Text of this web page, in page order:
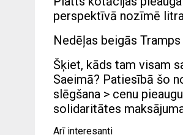
perspektīvā nozīmē
Nedēļas beigās
Šķiet, kāds tam visam
Saeimā? Patiesībā šo
slēgšana > cenu
solidaritātes
Arī interesanti